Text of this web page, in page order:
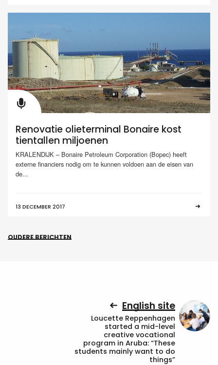
Renovatie olieterminal Bonaire kost
tientallen miljoenen
KRALENDIJK – Bonaire Petroleum Corporation (Bopec) heeft
externe financiers nodig om te kunnen voldoen aan de eisen van
de...
13 DECEMBER 2017
OUDERE BERICHTEN
English site
Loucette Reppenhagen
started a mid-level
creative vocational
program in Aruba: “These
students mainly want to do
things”